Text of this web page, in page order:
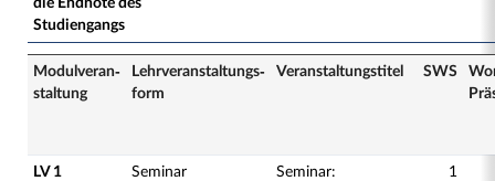
die Endnote des
Studiengangs
Modulveran­
staltung
Lehrveranstaltungs­
form
Veranstaltungs­titel SWS
LV 1 Seminar
Seminar:
1